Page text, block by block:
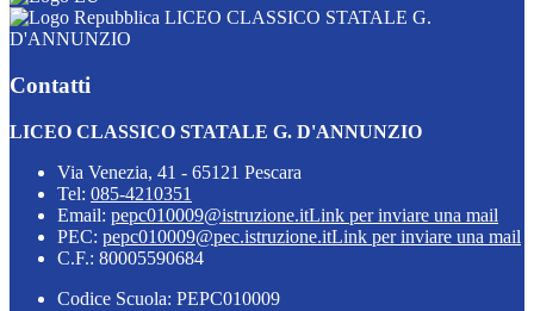
LICEO CLASSICO STATALE G.
D'ANNUNZIO
Contatti
LICEO CLASSICO STATALE G. D'ANNUNZIO
Via Venezia, 41 - 65121 Pescara
Tel: 085-4210351
Email: pepc010009@istruzione.itLink per inviare una mail
PEC: pepc010009@pec.istruzione.itLink per inviare una mail
C.F.: 80005590684
Codice Scuola: PEPC010009